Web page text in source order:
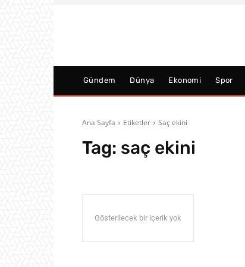
Gündem Dünya Ekonomi Spor
Ana Sayfa Etiketler Saç ekini
Tag: saç ekini
Gösterilecek bir içerik yok